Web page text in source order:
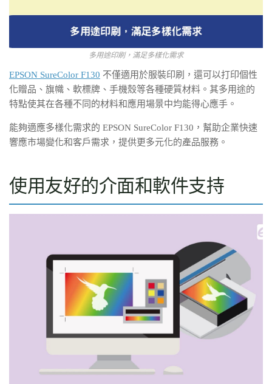
多用途印刷，滿足多樣化需求
EPSON SureColor F130 不僅適用於服裝印刷，還可以打印個性
化贈品、旗幟、軟標牌、手機殼等各種硬質材料。其多用途的
特點使其在各種不同的材料和應用場景中均能得心應手。
能夠適應多樣化需求的 EPSON SureColor F130，幫助企業快速
響應市場變化和客戶需求，提供更多元化的產品服務。
使用友好的介面和軟件支持